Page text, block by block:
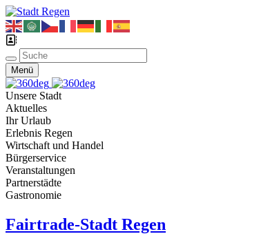
Menü
Unsere Stadt
Aktuelles
Ihr Urlaub
Erlebnis Regen
Wirtschaft und Handel
Bürgerservice
Veranstaltungen
Partnerstädte
Gastronomie
Fairtrade-Stadt Regen